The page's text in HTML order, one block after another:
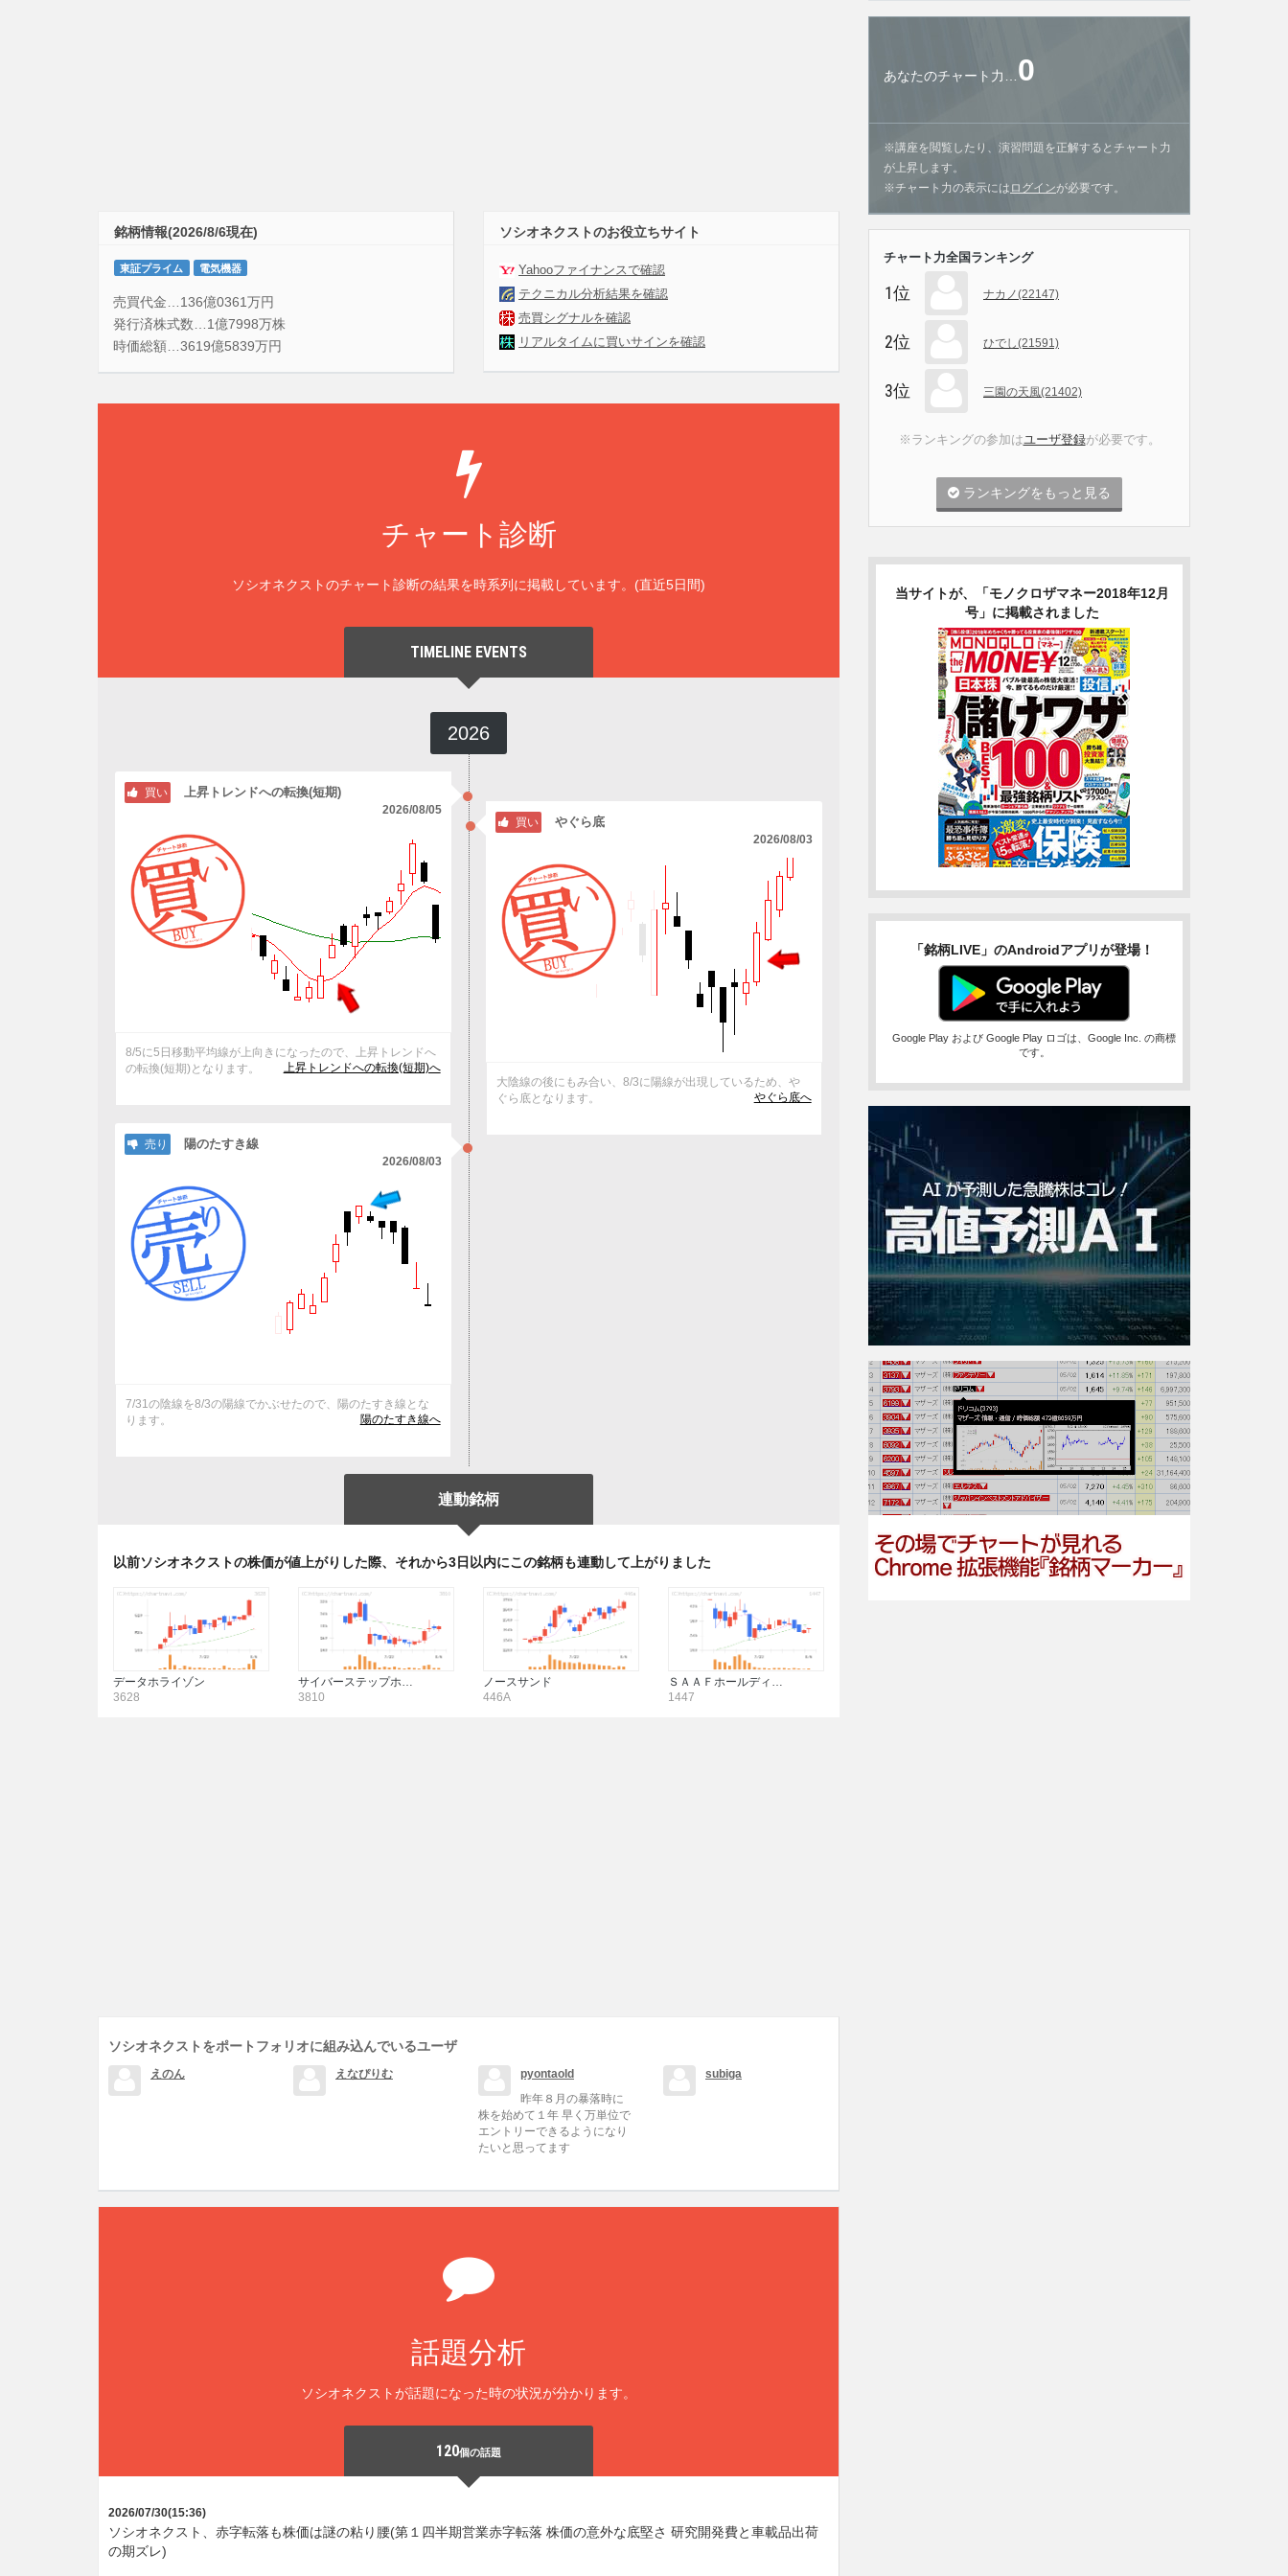
銘柄情報(2026/8/6現在)
東証プライム 電気機器
売買代金…136億0361万円
発行済株式数…1億7998万株
時価総額…3619億5839万円
ソシオネクストのお役立ちサイト
Yahooファイナンスで確認
テクニカル分析結果を確認
売買シグナルを確認
リアルタイムに買いサインを確認
チャート診断
ソシオネクストのチャート診断の結果を時系列に掲載しています。(直近5日間)
TIMELINE EVENTS
2026
買い 上昇トレンドへの転換(短期)
2026/08/05
8/5に5日移動平均線が上向きになったので、上昇トレンドへ
の転換(短期)となります。
上昇トレンドへの転換(短期)へ
買い やぐら底
2026/08/03
大陰線の後にもみ合い、8/3に陽線が出現しているため、や
ぐら底となります。
やぐら底へ
売り 陽のたすき線
2026/08/03
7/31の陰線を8/3の陽線でかぶせたので、陽のたすき線とな
ります。
陽のたすき線へ
連動銘柄
以前ソシオネクストの株価が値上がりした際、それから3日以内にこの銘柄も連動して上がりました
データホライゾン
3628
サイバーステップホ…
3810
ノースサンド
446A
ＳＡＡＦホールディ…
1447
ソシオネクストをポートフォリオに組み込んでいるユーザ
えのん えなぴりむ
pyontaold
昨年８月の暴落時に
株を始めて１年 早く万単位で
エントリーできるようになり
たいと思ってます
subiga
話題分析
ソシオネクストが話題になった時の状況が分かります。
120個の話題
2026/07/30(15:36)
ソシオネクスト、赤字転落も株価は謎の粘り腰(第１四半期営業赤字転落 株価の意外な底堅さ 研究開発費と車載品出荷
の期ズレ)
あなたのチャート力… 0
※講座を閲覧したり、演習問題を正解するとチャート力
が上昇します。
※チャート力の表示には ログインが必要です。
チャート力全国ランキング
1位 ナカノ(22147)
2位 ひでし(21591)
3位 三園の天風(21402)
※ランキングの参加はユーザ登録が必要です。
ランキングをもっと見る
当サイトが、「モノクロザマネー2018年12月
号」に掲載されました
「銘柄LIVE」のAndroidアプリが登場！
Google Play および Google Play ロゴは、Google Inc. の商標
です。